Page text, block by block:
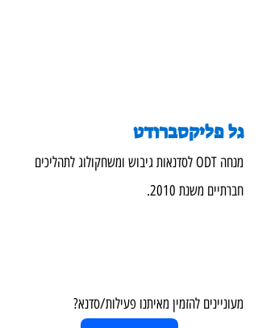
גל פליקסברודט
מנחה ODT לסדנאות גיבוש ומשחקולוג לתהליכים
חברתיים משנת 2010.
מעוניינים להזמין מאיתנו פעילות/סדנא?